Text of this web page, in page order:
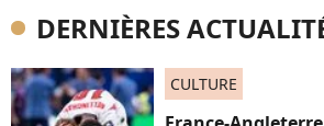
DERNIÈRES
CULTURE